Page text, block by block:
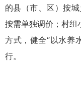
的县（市、区）按
按需单独调价；村组
方式，健全“以水养
行。